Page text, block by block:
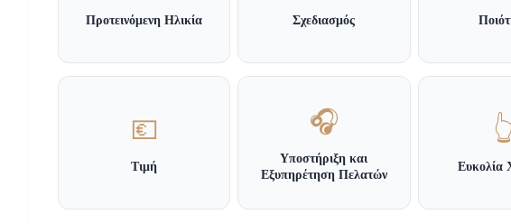
Προτεινόμενη Ηλικία Σχεδιασμός
💶
Τιμή
🎧
Υποστήριξη και
Εξυπηρέτηση Πελατών
👆
Ευκολία